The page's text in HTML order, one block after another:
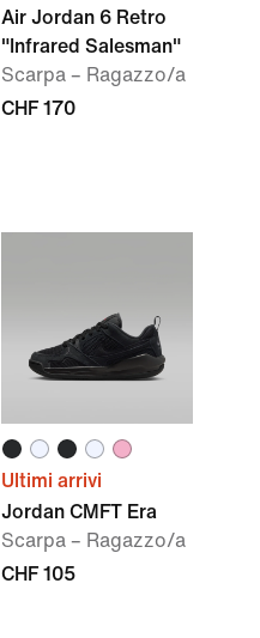
Air Jordan 6 Retro
"Infrared Salesman"
Scarpa – Ragazzo/a
CHF 170
Ultimi arrivi
Jordan CMFT Era
Scarpa – Ragazzo/a
CHF 105